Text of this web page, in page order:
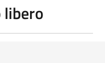
libero